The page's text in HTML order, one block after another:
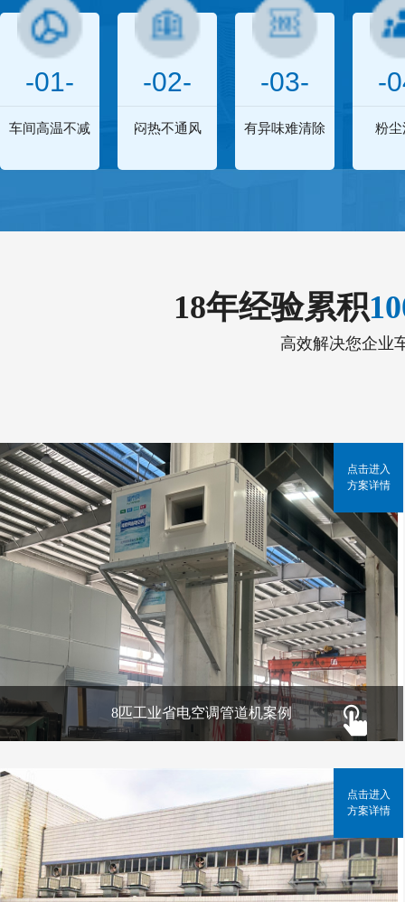
-01-
车间高温不减
-02-
闷热不通风
-03-
有异味难清除
-
粉尘
18年经验累积
高效解决您企业
8匹工业省电空调管道机案例
点击进入
方案详情
点击进入
方案详情